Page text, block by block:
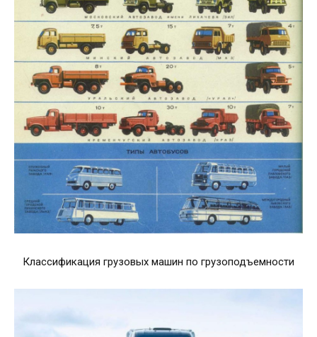
Классификация грузовых машин по грузоподъемности